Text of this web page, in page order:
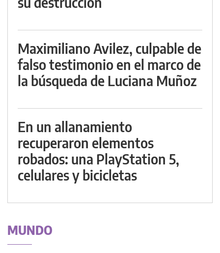
Maximiliano Avilez, culpable de
falso testimonio en el marco de
la búsqueda de Luciana Muñoz
En un allanamiento
recuperaron elementos
robados: una PlayStation 5,
celulares y bicicletas
MUNDO